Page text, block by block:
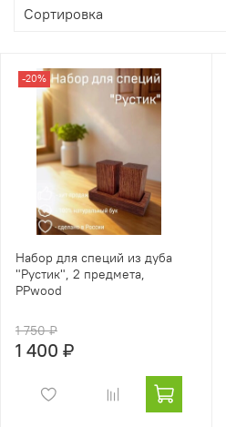
-20%
Набор для специй из дуба
"Рустик", 2 предмета,
PPwood
1 750 ₽
1 400 ₽